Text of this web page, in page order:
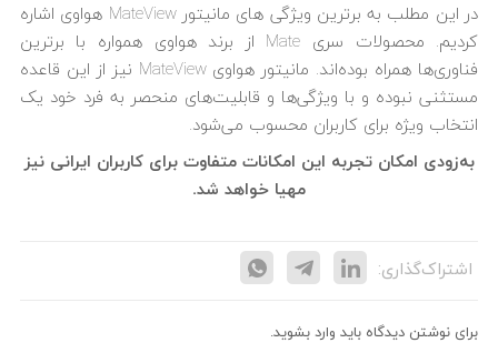
در این مطلب به برترین ویژگی های مانیتور MateView هواوی اشاره
کردیم. محصولات سری Mate از برند هواوی همواره با برترین
فناوری‌ها همراه بوده‌اند. مانیتور هواوی MateView نیز از این قاعده
مستثنی نبوده و با ویژگی‌ها و قابلیت‌های منحصر به فرد خود یک
انتخاب ویژه برای کاربران محسوب می‌شود.
به‌زودی امکان تجربه این امکانات متفاوت برای کاربران ایرانی نیز
مهیا خواهد شد.
اشتراک‌گذاری:
برای نوشتن دیدگاه باید وارد بشوید.